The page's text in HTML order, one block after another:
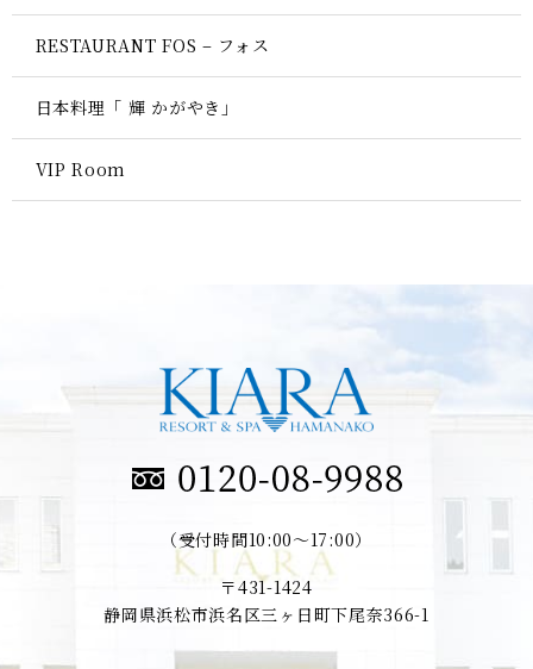
RESTAURANT FOS – フォス
日本料理「 輝 かがやき」
VIP Room
（受付時間10:00～17:00）
〒431-1424
静岡県浜松市浜名区三ヶ日町下尾奈366-1